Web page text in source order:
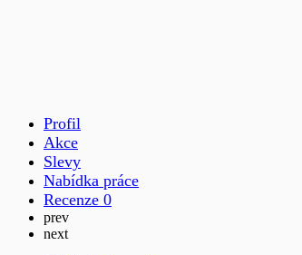
Profil
Akce
Slevy
Nabídka práce
Recenze 0
prev
next